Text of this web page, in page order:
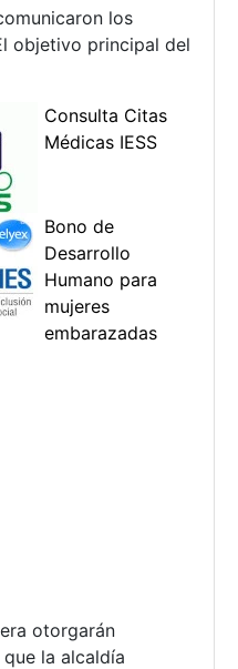
los
objetivo principal del
otorgarán
que la alcaldía